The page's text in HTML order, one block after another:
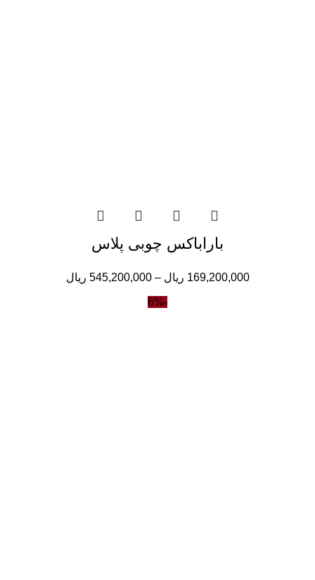
باراباکس چوبی پلاس
169,200,000 ریال –
545,200,000 ریال
-6%